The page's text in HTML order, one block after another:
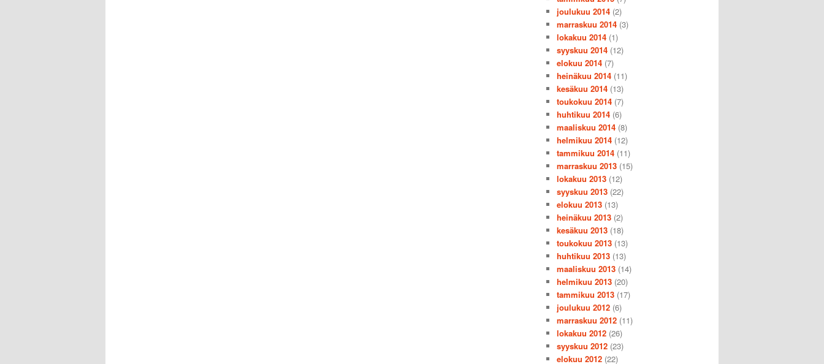
joulukuu 2014 (2)
marraskuu 2014 (3)
lokakuu 2014 (1)
syyskuu 2014 (12)
elokuu 2014 (7)
heinäkuu 2014 (11)
kesäkuu 2014 (13)
toukokuu 2014 (7)
huhtikuu 2014 (6)
maaliskuu 2014 (8)
helmikuu 2014 (12)
tammikuu 2014 (11)
marraskuu 2013 (15)
lokakuu 2013 (12)
syyskuu 2013 (22)
elokuu 2013 (13)
heinäkuu 2013 (2)
kesäkuu 2013 (18)
toukokuu 2013 (13)
huhtikuu 2013 (13)
maaliskuu 2013 (14)
helmikuu 2013 (20)
tammikuu 2013 (17)
joulukuu 2012 (6)
marraskuu 2012 (11)
lokakuu 2012 (26)
syyskuu 2012 (23)
elokuu 2012 (22)